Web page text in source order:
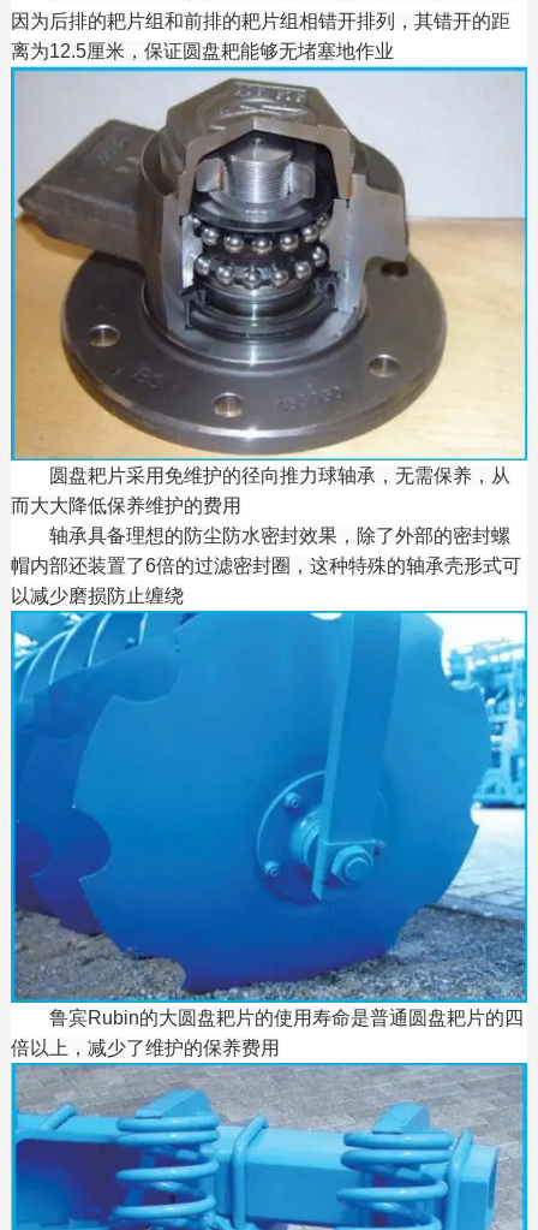
因为后排的耙片组和前排的耙片组相错开排列，其错开的距
离为12.5厘米，保证圆盘耙能够无堵塞地作业
圆盘耙片采用免维护的径向推力球轴承，无需保养，从
而大大降低保养维护的费用
轴承具备理想的防尘防水密封效果，除了外部的密封螺
帽内部还装置了6倍的过滤密封圈，这种特殊的轴承壳形式可
以减少磨损防止缠绕
鲁宾Rubin的大圆盘耙片的使用寿命是普通圆盘耙片的四
倍以上，减少了维护的保养费用